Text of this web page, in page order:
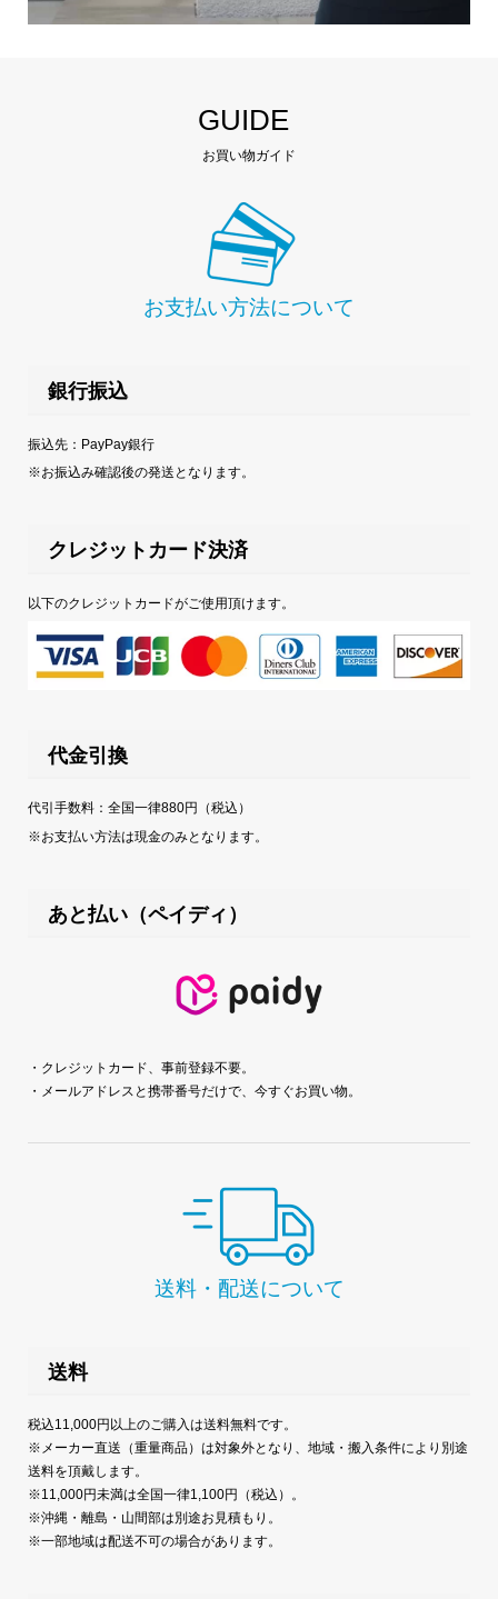
GUIDE
お買い物ガイド
お支払い方法について
銀行振込
振込先：PayPay銀行
※お振込み確認後の発送となります。
クレジットカード決済
以下のクレジットカードがご使用頂けます。
代金引換
代引手数料：全国一律880円（税込）
※お支払い方法は現金のみとなります。
あと払い（ペイディ）
・クレジットカード、事前登録不要。
・メールアドレスと携帯番号だけで、今すぐお買い物。
送料・配送について
送料
税込11,000円以上のご購入は送料無料です。
※メーカー直送（重量商品）は対象外となり、地域・搬入条件により別途
送料を頂戴します。
※11,000円未満は全国一律1,100円（税込）。
※沖縄・離島・山間部は別途お見積もり。
※一部地域は配送不可の場合があります。